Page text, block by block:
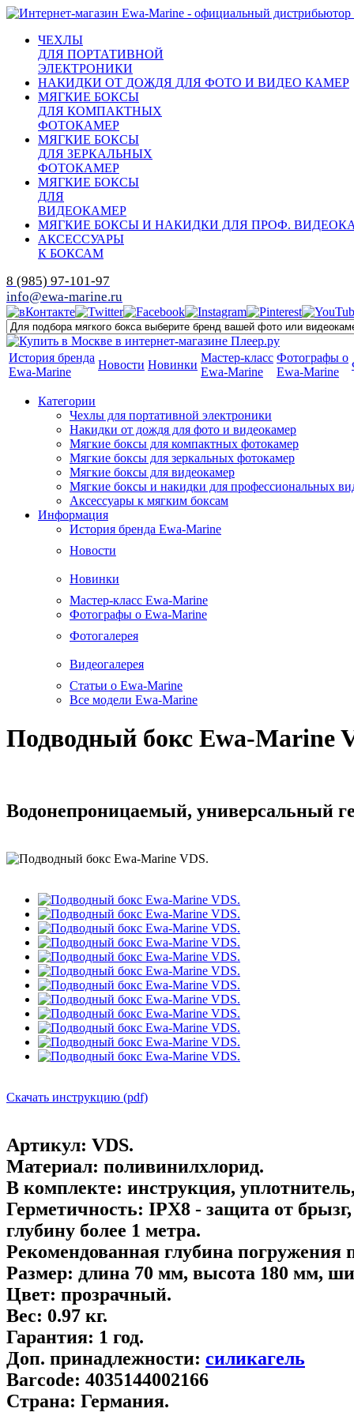
ЧЕХЛЫ
ДЛЯ ПОРТАТИВНОЙ
ЭЛЕКТРОНИКИ
НАКИДКИ ОТ ДОЖДЯ ДЛЯ ФОТО И ВИДЕО КАМЕР
МЯГКИЕ БОКСЫ
ДЛЯ КОМПАКТНЫХ
ФОТОКАМЕР
МЯГКИЕ БОКСЫ
ДЛЯ ЗЕРКАЛЬНЫХ
ФОТОКАМЕР
МЯГКИЕ БОКСЫ
ДЛЯ
ВИДЕОКАМЕР
МЯГКИЕ БОКСЫ И НАКИДКИ ДЛЯ ПРОФ.
АКСЕССУАРЫ
К БОКСАМ
8 (985) 97-101-97
info@ewa-marine.ru
История бренда
Ewa-Marine
Новости Новинки
Мастер-класс
Ewa-Marine
Фотографы о
Ewa-Marine
Категории
Чехлы для портативной электроники
Накидки от дождя для фото и видеокамер
Мягкие боксы для компактных фотокамер
Мягкие боксы для зеркальных фотокамер
Мягкие боксы для видеокамер
Мягкие боксы и накидки для профессиональных
Аксессуары к мягким боксам
Информация
История бренда Ewa-Marine
Новости
Новинки
Мастер-класс Ewa-Marine
Фотографы о Ewa-Marine
Фотогалерея
Видеогалерея
Статьи о Ewa-Marine
Все модели Ewa-Marine
Подводный бокс Ewa-Marine
Водонепроницаемый, универсальный
Скачать инструкцию (pdf)
Артикул: VDS.
Материал: поливинилхлорид.
В комплекте: инструкция,
Герметичность: IPХ8 - защита от
глубину более 1 метра.
Рекомендованная глубина погружения
Размер: длина 70 мм, высота 180 мм,
Цвет: прозрачный.
Вес: 0.97 кг.
Гарантия: 1 год.
Доп. принадлежности: cиликагель
Barcode: 4035144002166
Страна: Германия.